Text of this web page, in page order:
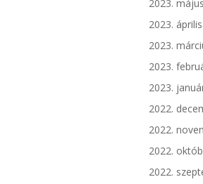
2023. május
2023. április
2023.
2023.
2023.
2022.
2022.
2022.
2022.